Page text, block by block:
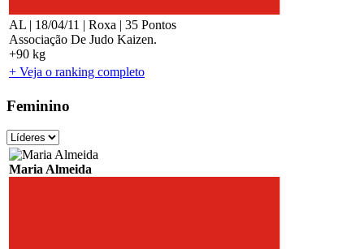
AL | 18/04/11 | Roxa | 35 Pontos
Associação De Judo Kaizen.
+90 kg
+ Veja o ranking completo
Feminino
Maria Almeida